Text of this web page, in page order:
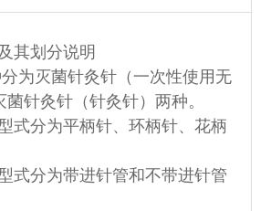
其划分说明
为灭菌针灸针（一次性使用无
针灸针（针灸针）两种。
式分为平柄针、环柄针、花柄
式分为带进针管和不带进针管